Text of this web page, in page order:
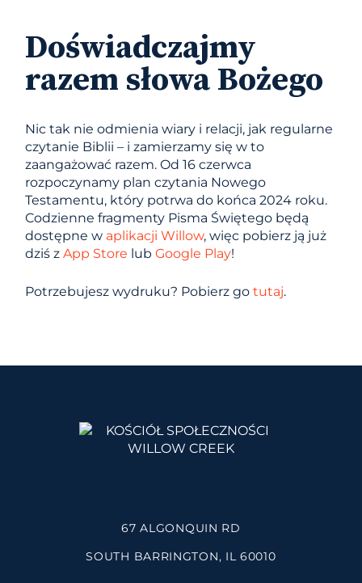
Doświadczajmy
razem słowa Bożego
Nic tak nie odmienia wiary i relacji, jak regularne
czytanie Biblii – i zamierzamy się w to
zaangażować razem. Od 16 czerwca
rozpoczynamy plan czytania Nowego
Testamentu, który potrwa do końca 2024 roku.
Codzienne fragmenty Pisma Świętego będą
dostępne w aplikacji Willow, więc pobierz ją już
dziś z App Store lubGoogle Play!
Potrzebujesz wydruku? Pobierz gotutaj.
67 ALGONQUIN RD
SOUTH BARRINGTON, IL 60010